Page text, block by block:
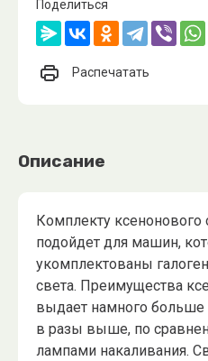
Поделиться
Распечатать
Описание
Комплекту ксенонового
подойдет для машин,
укомплектованы
света. Преимущества
выдает намного больше
в разы выше, по
лампами накаливания.